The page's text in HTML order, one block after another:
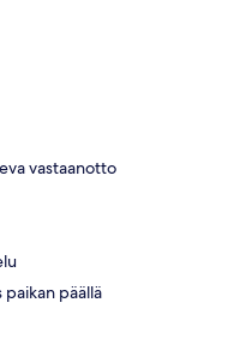
vastaanotto
päällä